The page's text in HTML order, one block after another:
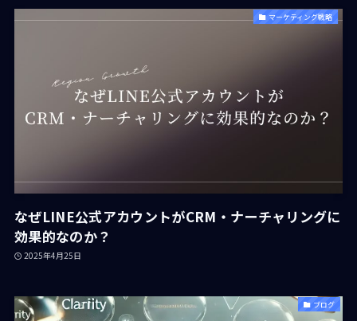
マーケティング戦略
なぜLINE公式アカウントがCRM・ナーチャリングに
効果的なのか？
2025年4月25日
ブログ